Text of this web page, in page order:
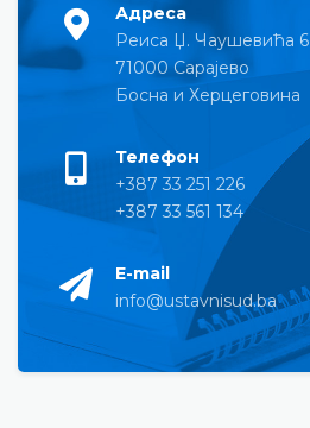
Адреса
Реиса Џ. Чаушевића 6
71000 Сарајево
Босна и Херцеговина
Телефон
+387 33 251 226
+387 33 561 134
E-mail
info@ustavnisud.ba